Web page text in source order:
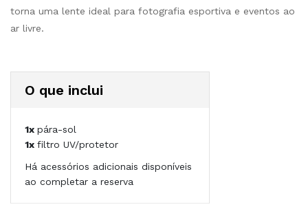
torna uma lente ideal para fotografia esportiva e eventos ao
ar livre.
O que inclui
1x pára-sol
1x filtro UV/protetor
Há acessórios adicionais disponíveis
ao completar a reserva